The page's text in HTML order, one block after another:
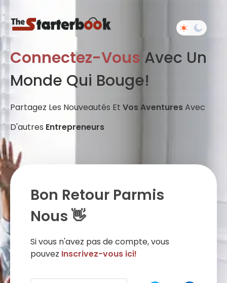
Connectez-Vous Avec Un
Monde Qui Bouge!
Partagez Les Nouveautés Et Vos AventuresAvec
D'autres Entrepreneurs
Bon Retour Parmis
Nous 👋
Si vous n'avez pas de compte, vous
pouvez Inscrivez-vous ici!